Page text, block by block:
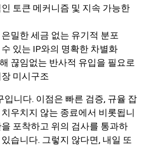
토큰 메커니즘 및 지속 가능한
밀한 세금 없는 유기적 분포
있는 IP와의 명확한 차별화
끊임없는 반사적 유입을 필요로
미시구조
입니다. 이점은 빠른 검증, 규율 잡
우치지 않는 종료에서 비롯됩니
포착하고 위의 검사를 통과하
습니다. 그렇지 않다면, 내일 또